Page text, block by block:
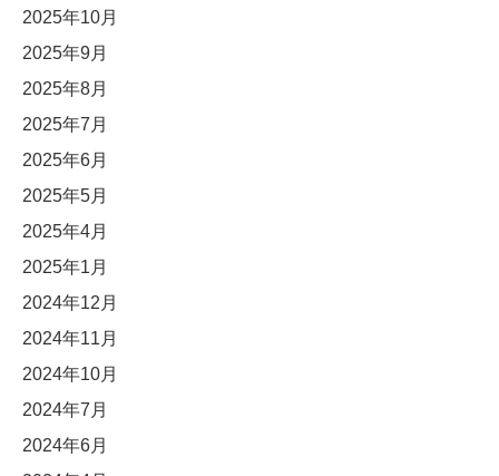
2025年10月
2025年9月
2025年8月
2025年7月
2025年6月
2025年5月
2025年4月
2025年1月
2024年12月
2024年11月
2024年10月
2024年7月
2024年6月